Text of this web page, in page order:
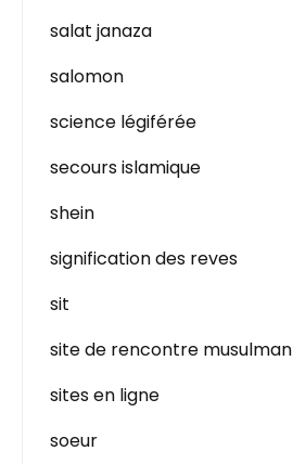
salat janaza
salomon
science légiférée
secours islamique
shein
signification des reves
sit
site de rencontre musulman
sites en ligne
soeur